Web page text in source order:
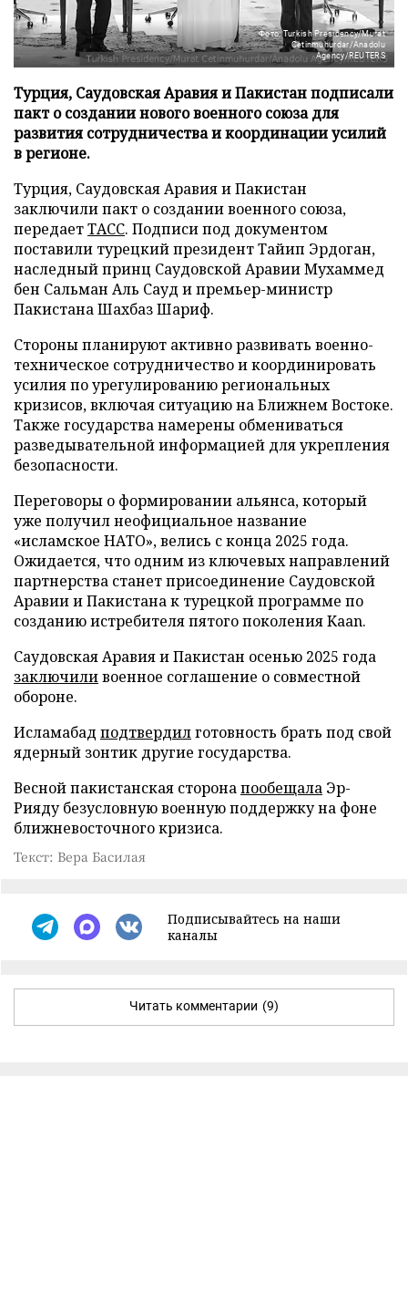
Фото: Turkish Presidency/Murat
Cetinmuhurdar/Anadolu
Agency/REUTERS
Турция, Саудовская Аравия и Пакистан подписали
пакт о создании нового военного союза для
развития сотрудничества и координации усилий
в регионе.
Турция, Саудовская Аравия и Пакистан
заключили пакт о создании военного союза,
передаетТАСС. Подписи под документом
поставили турецкий президент Тайип Эрдоган,
наследный принц Саудовской Аравии Мухаммед
бен Сальман Аль Сауд и премьер-министр
Пакистана Шахбаз Шариф.
Стороны планируют активно развивать военно-
техническое сотрудничество и координировать
усилия по урегулированию региональных
кризисов, включая ситуацию на Ближнем Востоке.
Также государства намерены обмениваться
разведывательной информацией для укрепления
безопасности.
Переговоры о формировании альянса, который
уже получил неофициальное название
«исламское НАТО», велись с конца 2025 года.
Ожидается, что одним из ключевых направлений
партнерства станет присоединение Саудовской
Аравии и Пакистана к турецкой программе по
созданию истребителя пятого поколения Kaan.
Саудовская Аравия и Пакистан осенью 2025 года
заключиливоенное соглашение о совместной
обороне.
Исламабад подтвердилготовность брать под свой
ядерный зонтик другие государства.
Весной пакистанская сторонапообещала Эр-
Рияду безусловную военную поддержку на фоне
ближневосточного кризиса.
Текст: Вера Басилая
Подписывайтесь на наши
каналы
Читать комментарии (9)